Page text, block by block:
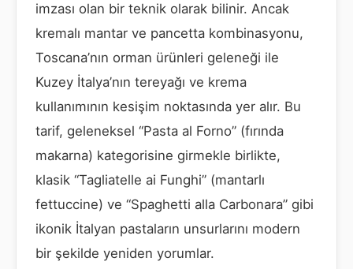
imzası olan bir teknik olarak bilinir. Ancak
kremalı mantar ve pancetta kombinasyonu,
Toscana’nın orman ürünleri geleneği ile
Kuzey İtalya’nın tereyağı ve krema
kullanımının kesişim noktasında yer alır. Bu
tarif, geleneksel “Pasta al Forno” (fırında
makarna) kategorisine girmekle birlikte,
klasik “Tagliatelle ai Funghi” (mantarlı
fettuccine) ve “Spaghetti alla Carbonara” gibi
ikonik İtalyan pastaların unsurlarını modern
bir şekilde yeniden yorumlar.